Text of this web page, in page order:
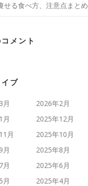
せる食べ方、注意点まとめ
メント
ブ
月
2026年2月
月
2025年12月
月
2025年10月
月
2025年8月
月
2025年6月
月
2025年4月